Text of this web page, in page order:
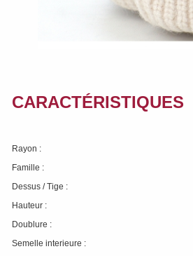
CARACTÉRISTIQUES
Rayon :
Famille :
Dessus / Tige :
Hauteur :
Doublure :
Semelle interieure :